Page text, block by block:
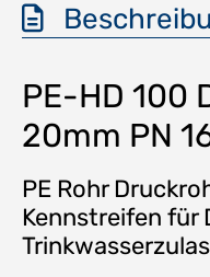
PE-HD 100
20mm PN
PE Rohr
Kennstreifen für